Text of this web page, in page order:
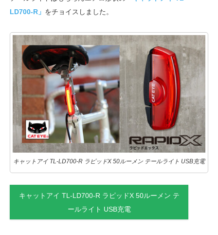
LD700-R」 をチョイスしました。
キャットアイ TL-LD700-R ラピッドX 50ルーメン テールライト USB充電
キャットアイ TL-LD700-R ラピッドX 50ルーメン テ
ールライト USB充電